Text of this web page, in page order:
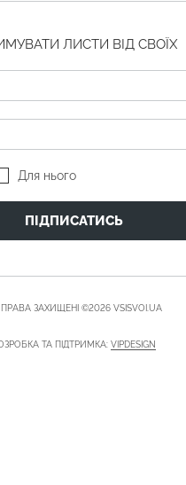
ЛИСТИ ВІД СВОЇХ
Для нього
ПІДПИСАТИСЬ
ПРАВА ЗАХИЩЕНІ ©2026 VSISVOI.UA
ТА ПІДТРИМКА: VIPDESIGN